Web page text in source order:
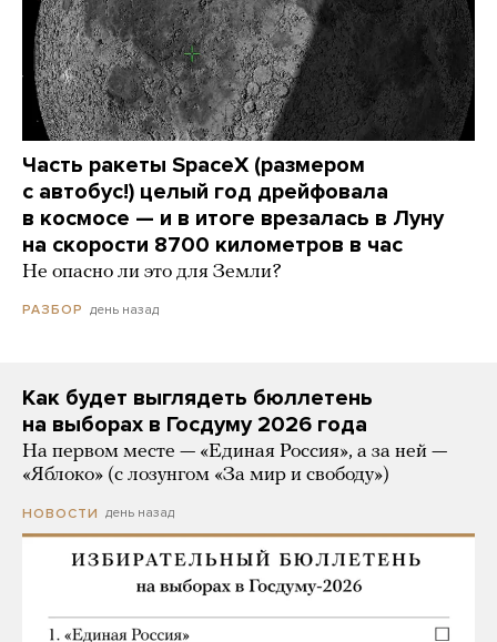
Часть ракеты SpaceX (размером
с автобус!) целый год дрейфовала
в космосе — и в итоге врезалась в Луну
на скорости 8700 километров в час
Не опасно ли это для Земли?
РАЗБОР день назад
Как будет выглядеть бюллетень
на выборах в Госдуму 2026 года
На первом месте — «Единая Россия», а за ней —
«Яблоко» (с лозунгом «За мир и свободу»)
НОВОСТИ день назад